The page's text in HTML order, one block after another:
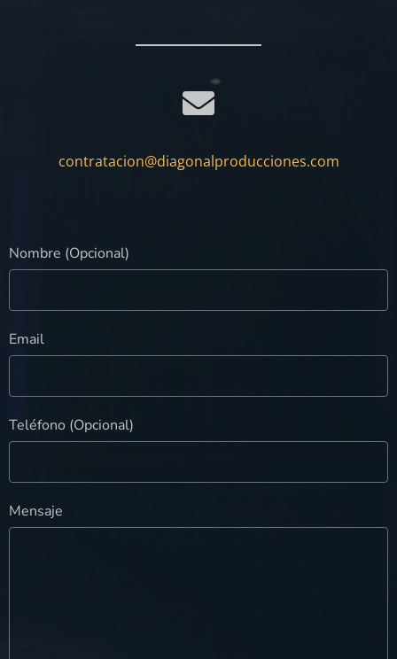
contratacion@diagonalproducciones.com
Nombre (Opcional)
Email
Teléfono (Opcional)
Mensaje